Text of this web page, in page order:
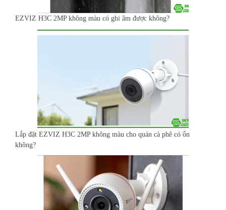
EZVIZ H3C 2MP không màu có ghi âm được không?
Lắp đặt EZVIZ H3C 2MP không màu cho quán cà phê có ổn
không?